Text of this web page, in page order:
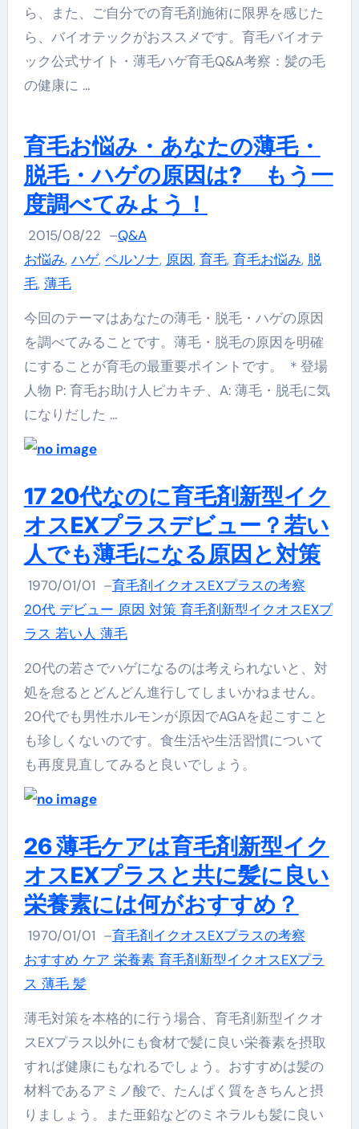
ら、また、ご自分での育毛剤施術に限界を感じた
ら、バイオテックがおススメです。育毛バイオテ
ック公式サイト・薄毛ハゲ育毛Q&A考察：髪の毛
の健康に …
育毛お悩み・あなたの薄毛・
脱毛・ハゲの原因は? もう一
度調べてみよう！
2015/08/22 –Q&A
お悩み, ハゲ, ペルソナ, 原因, 育毛, 育毛お悩み, 脱
毛, 薄毛
今回のテーマはあなたの薄毛・脱毛・ハゲの原因
を調べてみることです。薄毛・脱毛の原因を明確
にすることが育毛の最重要ポイントです。 ＊登場
人物 P: 育毛お助け人ピカキチ、A: 薄毛・脱毛に気
になりだした …
17 20代なのに育毛剤新型イク
オスEXプラスデビュー？若い
人でも薄毛になる原因と対策
1970/01/01 –育毛剤イクオスEXプラスの考察
20代 デビュー 原因 対策 育毛剤新型イクオスEXプ
ラス 若い人 薄毛
20代の若さでハゲになるのは考えられないと、対
処を怠るとどんどん進行してしまいかねません。
20代でも男性ホルモンが原因でAGAを起こすこと
も珍しくないのです。食生活や生活習慣について
も再度見直してみると良いでしょう。
26 薄毛ケアは育毛剤新型イク
オスEXプラスと共に髪に良い
栄養素には何がおすすめ？
1970/01/01 –育毛剤イクオスEXプラスの考察
おすすめ ケア 栄養素 育毛剤新型イクオスEXプラ
ス 薄毛 髪
薄毛対策を本格的に行う場合、育毛剤新型イクオ
スEXプラス以外にも食材で髪に良い栄養素を摂取
すれば健康にもなれるでしょう。おすすめは髪の
材料であるアミノ酸で、たんぱく質をきちんと摂
りましょう。また亜鉛などのミネラルも髪に良い